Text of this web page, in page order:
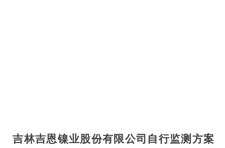
吉林吉恩镍业股份有限公司自行监测方案